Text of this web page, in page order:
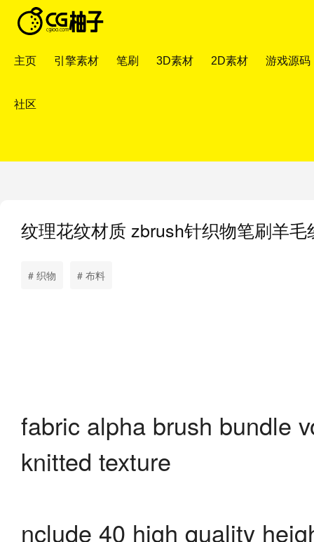
主页 引擎素材 笔刷 3D素材 2D素材 游戏源码
社区
纹理花纹材质 zbrush针织物笔刷羊
# 织物 # 布料
fabric alpha brush bundle
knitted texture
nclude 40 high quality